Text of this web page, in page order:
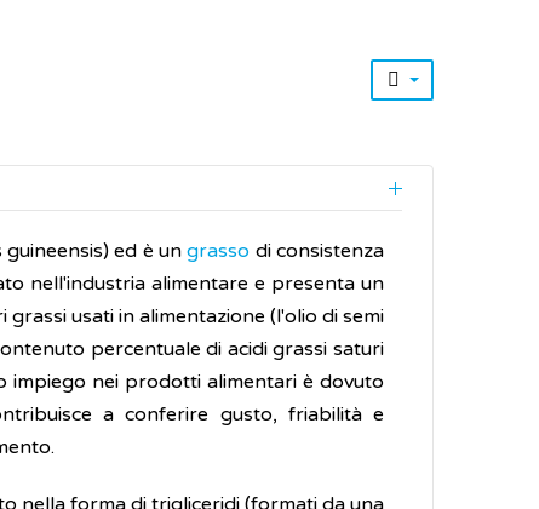
ed è ungrasso di consistenza
nell'industria alimentare e presenta un
usati in alimentazione (l'olio di semi
percentuale di acidi grassi saturi
impiego nei prodotti alimentari è dovuto
a conferire gusto, friabilità e
nella forma di trigliceridi (formati da una